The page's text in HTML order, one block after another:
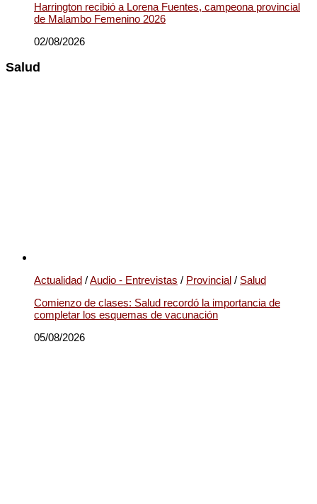
Harrington recibió a Lorena Fuentes, campeona provincial
de Malambo Femenino 2026
02/08/2026
Salud
Actualidad /Audio - Entrevistas / Provincial / Salud
Comienzo de clases: Salud recordó la importancia de
completar los esquemas de vacunación
05/08/2026